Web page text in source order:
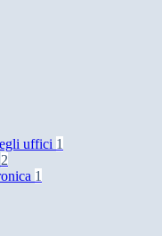
uffici 1
2
1